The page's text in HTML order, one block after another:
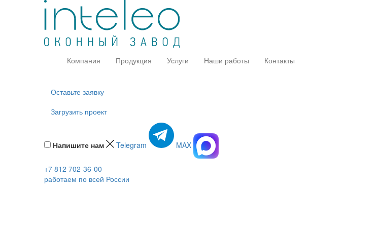
Компания Продукция Услуги Наши работы Контакты
Оставьте заявку
Загрузить проект
Напишите нам Telegram MAX
+7 812 702-36-00
работаем по всей России